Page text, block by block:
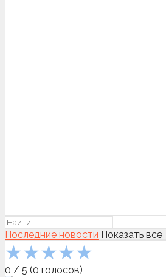
Последние новости Показать всё
★★★★★
0 / 5 (0 голосов)